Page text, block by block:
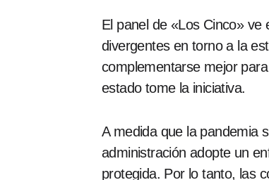
El panel de «Los Cinco»
divergentes en torno a la
complementarse mejor
estado tome la iniciativa.
A medida que la pandemia
administración adopte un
protegida. Por lo tanto, las